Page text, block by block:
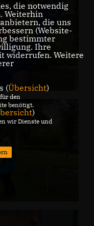
die notwendig
Weiterhin
die uns
(Website-
bestimmter
Ihre
widerrufen. Weitere
(Übersicht)
den
benötigt.
)
wir Dienste und